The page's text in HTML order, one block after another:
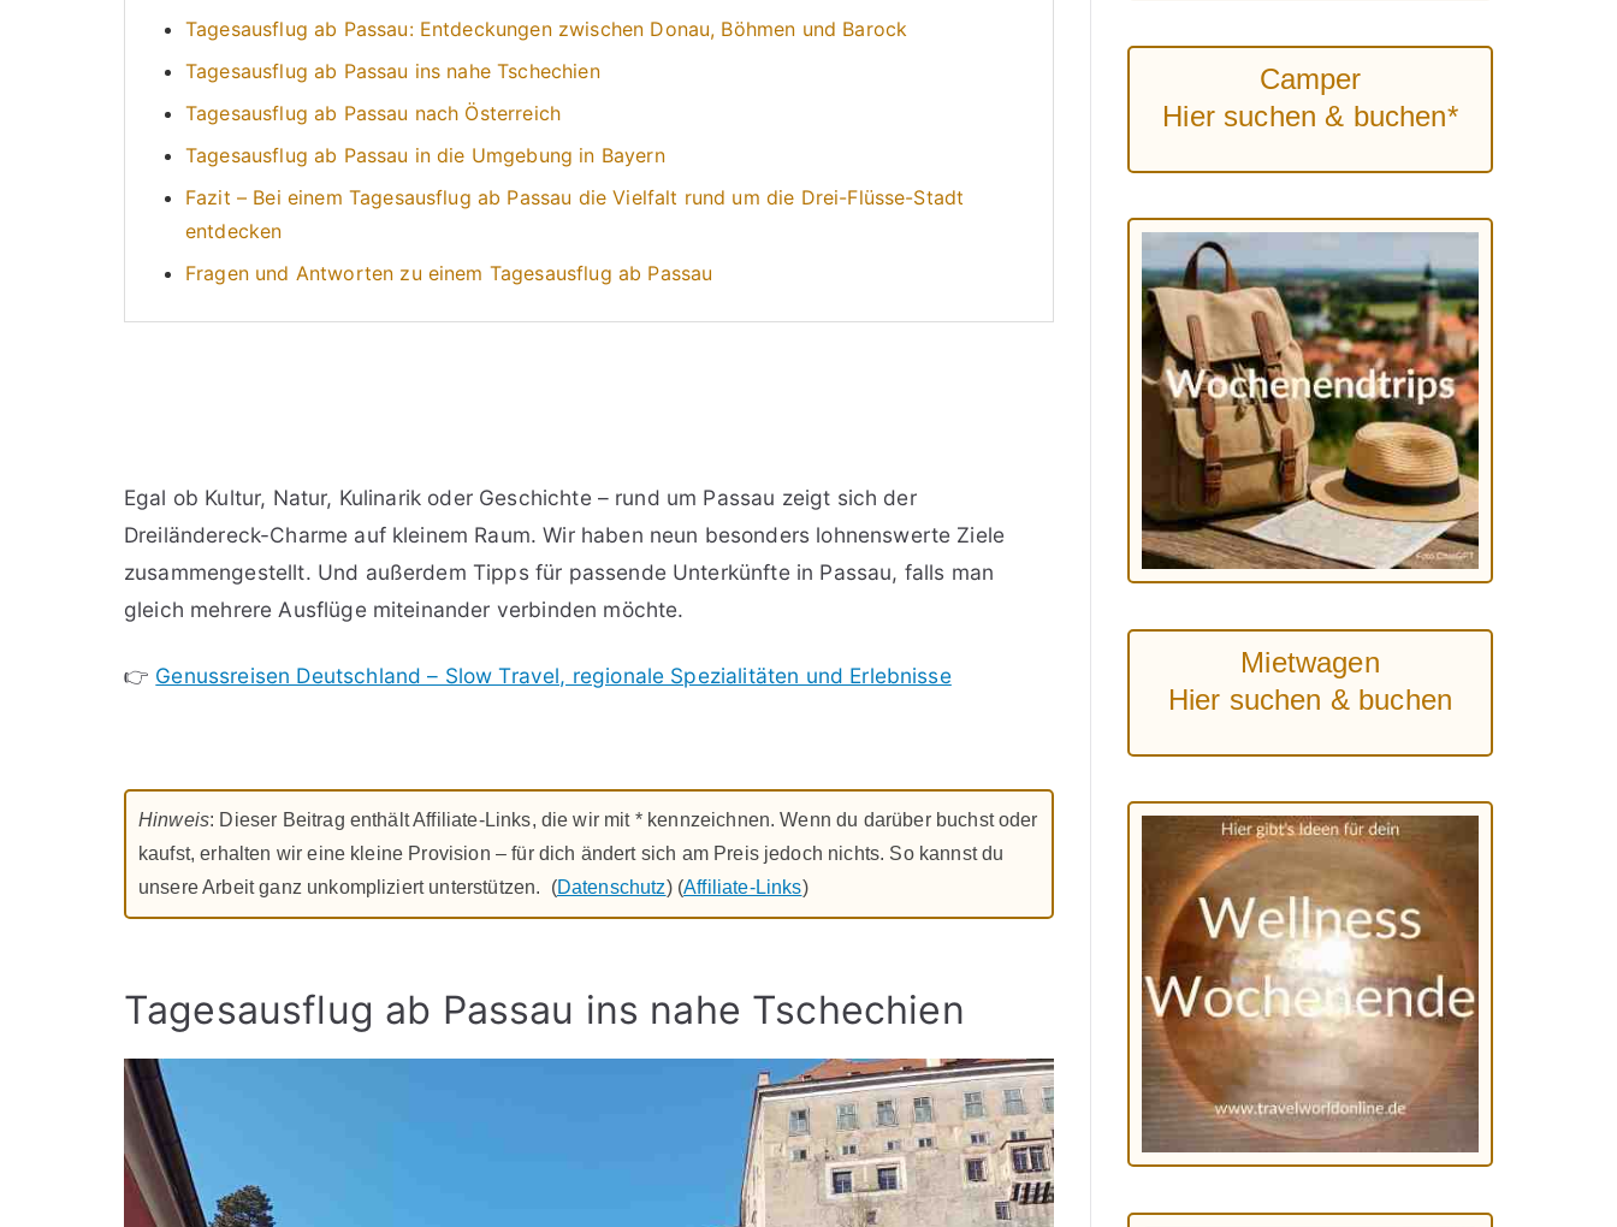
Tagesausflug ab Passau: Entdeckungen zwischen Donau, Böhmen und Barock
Tagesausflug ab Passau ins nahe Tschechien
Tagesausflug ab Passau nach Österreich
Tagesausflug ab Passau in die Umgebung in Bayern
Fazit – Bei einem Tagesausflug ab Passau die Vielfalt rund um die Drei-Flüsse-Stadt
entdecken
Fragen und Antworten zu einem Tagesausflug ab Passau
Egal ob Kultur, Natur, Kulinarik oder Geschichte – rund um Passau zeigt sich der
Dreiländereck-Charme auf kleinem Raum. Wir haben neun besonders lohnenswerte Ziele
zusammengestellt. Und außerdem Tipps für passende Unterkünfte in Passau, falls man
gleich mehrere Ausflüge miteinander verbinden möchte.
👉 Genussreisen Deutschland – Slow Travel, regionale Spezialitäten und Erlebnisse
Hinweis: Dieser Beitrag enthält Affiliate-Links, die wir mit * kennzeichnen. Wenn du darüber buchst oder
kaufst, erhalten wir eine kleine Provision – für dich ändert sich am Preis jedoch nichts. So kannst du
unsere Arbeit ganz unkompliziert unterstützen. (Datenschutz) (Affiliate-Links)
Tagesausflug ab Passau ins nahe Tschechien
Camper
Hier suchen & buchen*
Mietwagen
Hier suchen & buchen